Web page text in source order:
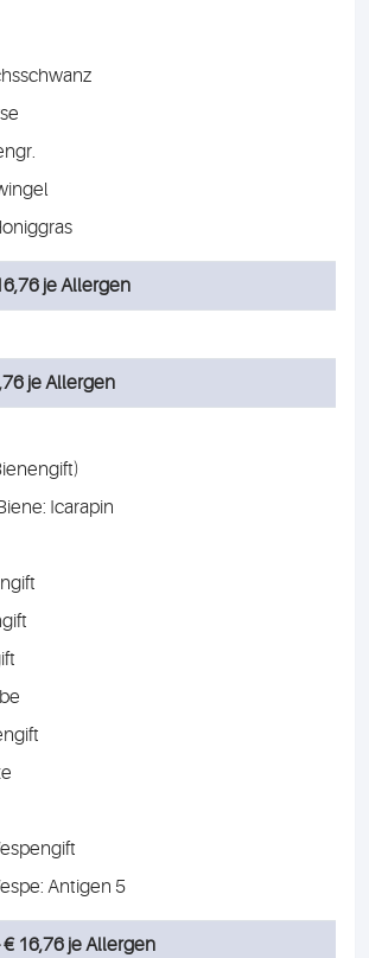
je Allergen
je Allergen
Icarapin
Antigen 5
16,76 je Allergen